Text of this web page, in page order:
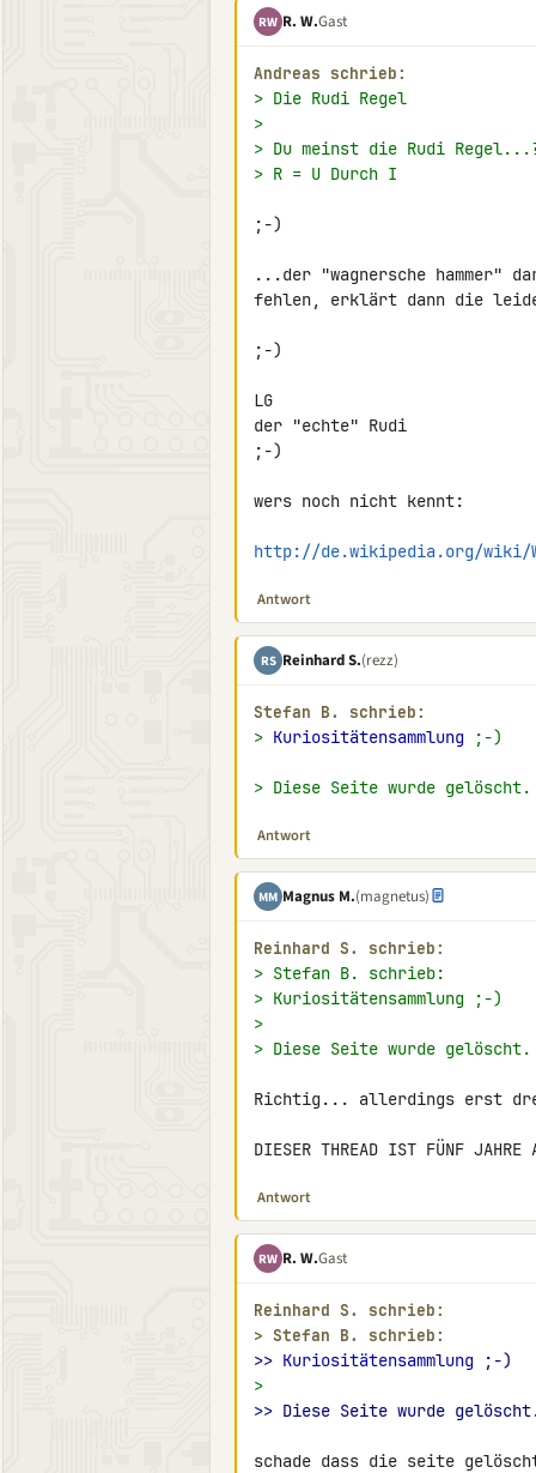
RW R. W.Gast
Andreas schrieb:
> Die Rudi Regel
>
> Du meinst die Rudi
> R = U Durch I
;-)
...der "wagnersche hammer"
fehlen, erklärt dann die
;-)
LG
der "echte" Rudi
;-)
wers noch nicht kennt:
http://de.wikipedia.org/wiki/
Antwort
RS Reinhard S.(rezz)
Stefan B. schrieb:
> Kuriositätensammlung ;-)
> Diese Seite wurde gelöscht.
Antwort
MM Magnus M.(magnetus)
Reinhard S. schrieb:
> Stefan B. schrieb:
> Kuriositätensammlung ;-)
>
> Diese Seite wurde gelöscht.
Richtig... allerdings erst
DIESER THREAD IST FÜNF JAHRE
Antwort
RW R. W.Gast
Reinhard S. schrieb:
> Stefan B. schrieb:
>> Kuriositätensammlung ;-)
>
>> Diese Seite wurde
schade dass die seite